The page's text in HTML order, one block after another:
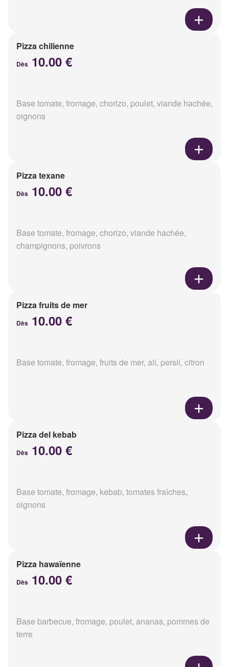
Pizza chilienne
Dès 10.00 €
Base tomate, fromage, chorizo, poulet, viande hachée,
oignons
Pizza texane
Dès 10.00 €
Base tomate, fromage, chorizo, viande hachée,
champignons, poivrons
Pizza fruits de mer
Dès 10.00 €
Base tomate, fromage, fruits de mer, ail, persil, citron
Pizza del kebab
Dès 10.00 €
Base tomate, fromage, kebab, tomates fraîches,
oignons
Pizza hawaïenne
Dès 10.00 €
Base barbecue, fromage, poulet, ananas, pommes de
terre